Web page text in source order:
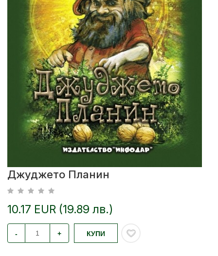
Джуджето Планин
10.17 EUR (19.89 лв.)
- + КУПИ